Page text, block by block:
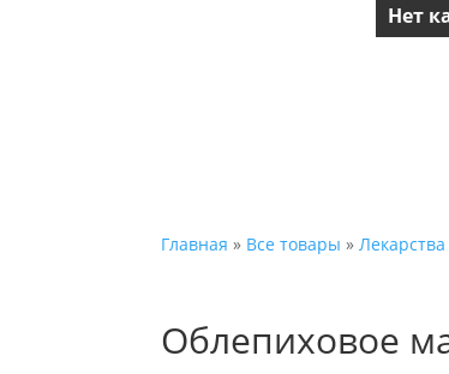
Нет
Главная » Все товары » Лекарства
Облепиховое